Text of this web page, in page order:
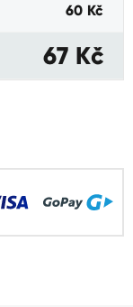
60 Kč
67 Kč